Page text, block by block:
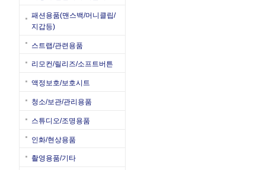
패션용품(맨스백/머니클립/
지갑등)
스트랩/관련용품
리모컨/릴리즈/소프트버튼
액정보호/보호시트
청소/보관/관리용품
스튜디오/조명용품
인화/현상용품
촬영용품/기타